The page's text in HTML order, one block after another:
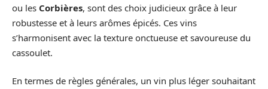
ou les Corbières, sont des choix judicieux grâce à leur
robustesse et à leurs arômes épicés. Ces vins
s’harmonisent avec la texture onctueuse et savoureuse du
cassoulet.
En termes de règles générales, un vin plus léger souhaitant